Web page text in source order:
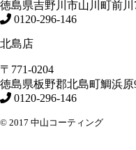
徳島県吉野川市山川町前川
0120-296-146
北島店
〒771-0204
徳島県板野郡北島町鯛浜原
0120-296-146
© 2017 中山コーティング